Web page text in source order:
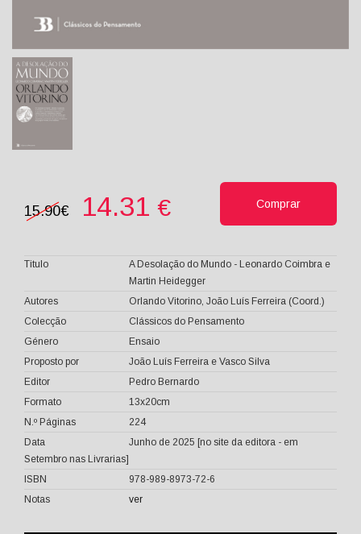
15.90€ 14.31 € Comprar
Titulo
A Desolação do Mundo - Leonardo Coimbra e
Martin Heidegger
Autores
Orlando Vitorino, João Luís Ferreira (Coord.)
Colecção
Clássicos do Pensamento
Género
Ensaio
Proposto por
João Luís Ferreira e Vasco Silva
Editor
Pedro Bernardo
Formato
13x20cm
N.º Páginas
224
Data
Junho de 2025 [no site da editora - em
Setembro nas Livrarias]
ISBN
978-989-8973-72-6
Notas
ver